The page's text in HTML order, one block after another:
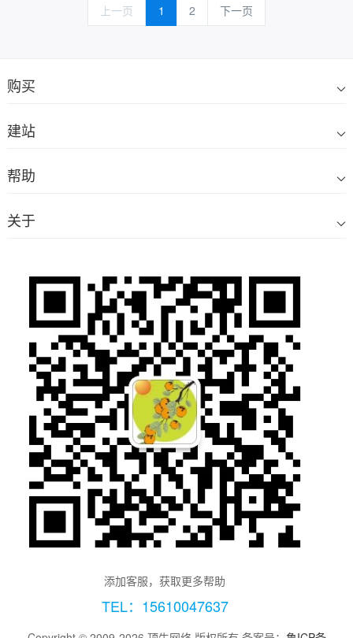
上一页 1 2 下一页
购买
建站
帮助
关于
添加客服，获取更多帮助
TEL：15610047637